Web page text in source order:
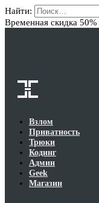
Найти:
Временная скидка 50%
Взлом
Приватность
Трюки
Кодинг
Админ
Geek
Магазин